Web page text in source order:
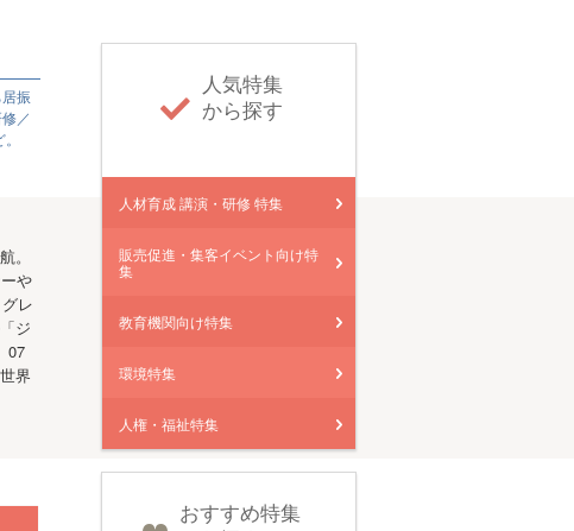
振
／
人気特集
から探す
人材育成 講演・研修 特集
販売促進・集客イベント向け特
集
教育機関向け特集
環境特集
人権・福祉特集
おすすめ特集
。
や
レ
ジ
07
界